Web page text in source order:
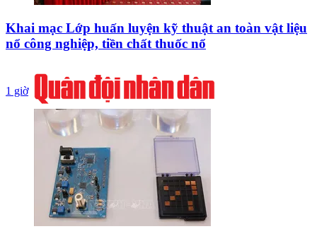
Khai mạc Lớp huấn luyện kỹ thuật an toàn vật liệu
nổ công nghiệp, tiền chất thuốc nổ
1 giờ